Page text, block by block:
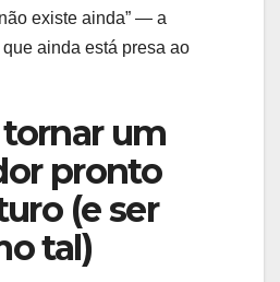
existe ainda” — a
ainda está presa ao
um
pronto
(e ser
tal)